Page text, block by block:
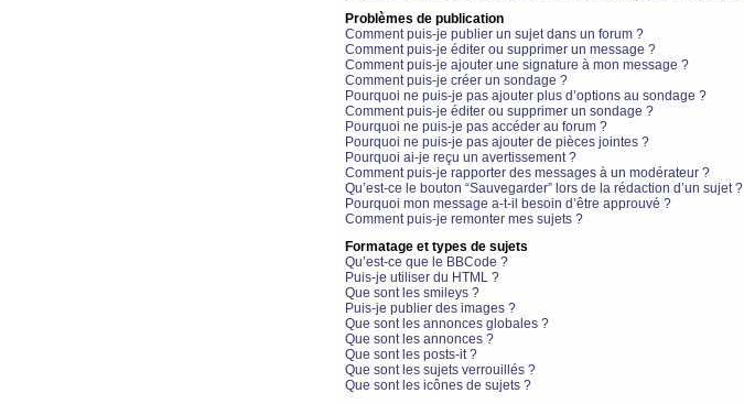
Problèmes de publication
Comment puis-je publier un sujet dans un forum ?
Comment puis-je éditer ou supprimer un message ?
Comment puis-je ajouter une signature à mon message ?
Comment puis-je créer un sondage ?
Pourquoi ne puis-je pas ajouter plus d’options au sondage ?
Comment puis-je éditer ou supprimer un sondage ?
Pourquoi ne puis-je pas accéder au forum ?
Pourquoi ne puis-je pas ajouter de pièces jointes ?
Pourquoi ai-je reçu un avertissement ?
Comment puis-je rapporter des messages à un modérateur ?
Qu’est-ce le bouton “Sauvegarder” lors de la rédaction d’un sujet ?
Pourquoi mon message a-t-il besoin d’être approuvé ?
Comment puis-je remonter mes sujets ?
Formatage et types de sujets
Qu’est-ce que le BBCode ?
Puis-je utiliser du HTML ?
Que sont les smileys ?
Puis-je publier des images ?
Que sont les annonces globales ?
Que sont les annonces ?
Que sont les posts-it ?
Que sont les sujets verrouillés ?
Que sont les icônes de sujets ?